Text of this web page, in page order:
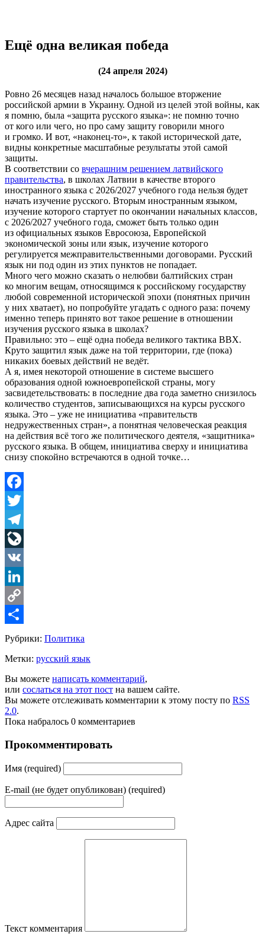
Ещё одна великая победа
(24 апреля 2024)
Ровно 26 месяцев назад началось большое вторжение
российской армии в Украину. Одной из целей этой войны, как
я помню, была «защита русского языка»: не помню точно
от кого или чего, но про саму защиту говорили много
и громко. И вот, «наконец-то», к такой исторической дате,
видны конкретные масштабные результаты этой самой
защиты.
В соответствии со вчерашним решением латвийского
правительства, в школах Латвии в качестве второго
иностранного языка с 2026/2027 учебного года нельзя будет
начать изучение русского. Вторым иностранным языком,
изучение которого стартует по окончании начальных классов,
с 2026/2027 учебного года, сможет быть только один
из официальных языков Евросоюза, Европейской
экономической зоны или язык, изучение которого
регулируется межправительственными договорами. Русский
язык ни под один из этих пунктов не попадает.
Много чего можно сказать о нелюбви балтийских стран
ко многим вещам, относящимся к российскому государству
любой современной исторической эпохи (понятных причин
у них хватает), но попробуйте угадать с одного раза: почему
именно теперь принято вот такое решение в отношении
изучения русского языка в школах?
Правильно: это – ещё одна победа великого тактика ВВХ.
Круто защитил язык даже на той территории, где (пока)
никаких боевых действий не ведёт.
А я, имея некоторой отношение в системе высшего
образования одной южноевропейской страны, могу
засвидетельствовать: в последние два года заметно снизилось
количество студентов, записывающихся на курсы русского
языка. Это – уже не инициатива «правительств
недружественных стран», а понятная человеческая реакция
на действия всё того же политического деятеля, «защитника»
русского языка. В общем, инициатива сверху и инициатива
снизу спокойно встречаются в одной точке…
Facebook
Twitter
Telegram
LiveJournal
VK
LinkedIn
Copy
Link
Share
Рубрики: Политика
Метки: русский язык
Вы можете написать комментарий,
или сослаться на этот пост на вашем сайте.
Вы можете отслеживать комментарии к этому посту по RSS
2.0.
Пока набралось 0 комментариев
Прокомментировать
Имя (required)
E-mail (не будет опубликован) (required)
Адрес сайта
Текст комментария